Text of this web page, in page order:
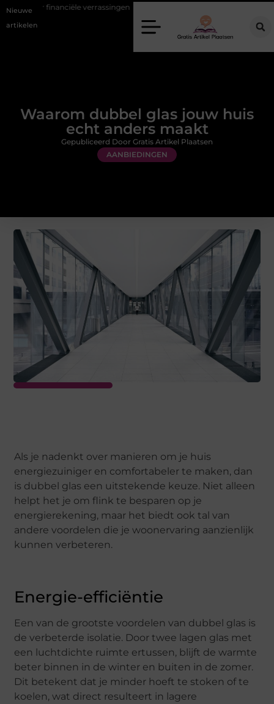
Nieuwe
artikelen
verrassingen Gemiddelde tarieven van een dierenarts in Arnhem
Waarom dubbel glas jouw huis
echt anders maakt
AANBIEDINGEN
Gepubliceerd Door Gratis Artikel Plaatsen
Als je nadenkt over manieren om je huis
energiezuiniger en comfortabeler te maken, dan
is dubbel glas een uitstekende keuze. Niet alleen
helpt het je om flink te besparen op je
energierekening, maar het biedt ook tal van
andere voordelen die je woonervaring aanzienlijk
kunnen verbeteren.
Energie-efficiëntie
Een van de grootste voordelen van dubbel glas is
de verbeterde isolatie. Door twee lagen glas met
een luchtdichte ruimte ertussen, blijft de warmte
beter binnen in de winter en buiten in de zomer.
Dit betekent dat je minder hoeft te stoken of te
koelen, wat direct resulteert in lagere